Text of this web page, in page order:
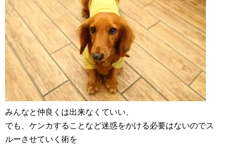
みんなと仲良くは出来なくていい、
でも、ケンカすることなど迷惑をかける必要はないのでス
ルーさせていく術を